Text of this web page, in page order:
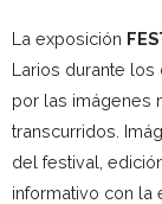
La exposición
Larios durante los
por las imágenes
transcurridos.
del festival,
informativo con la